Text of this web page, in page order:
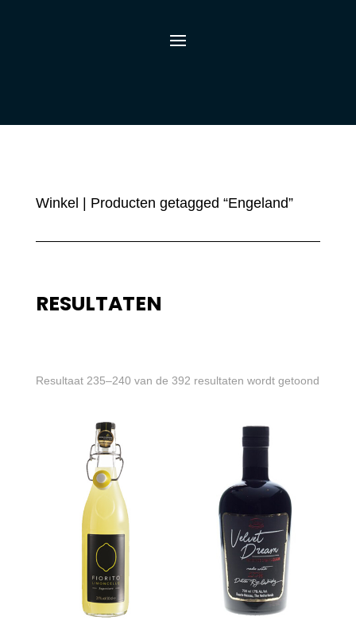
Winkel | Producten getagged “Engeland”
RESULTATEN
Resultaat 235–240 van de 392 resultaten wordt getoond